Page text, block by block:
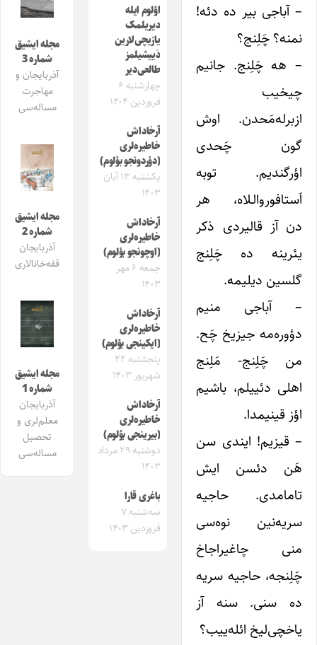
– آباجی بیر ده دئه!
نمنه؟ چَلِنج؟
– هه چَلِنج. جانیم
چیخیب
ازبرله‌مَحدن. اوش
گون چَحدی
اؤرگندیم. توبه
اَستافوروالـلاه، هر
دن آز قالیردی ذکر
یئرینه ده چَلِنج
گلسین دیلیمه.
– آباجی منیم
دؤوره‌مه جیزیخ چَح.
من چَلِنج- مَلِنج
اهلی دئییلم، باشیم
اؤز قینیمدا.
– قیزیم! ایندی سن
هَن دئسن ایش
تامامدی. حاجیه
سریه‌نین نوه‌سی
منی چاغیراجاخ
چَلِنجه، حاجیه سریه
ده سنی. سنه آز
یاخچی‌لیخ ائله‌ییب؟
اؤلوم ایله
دیریلمک
یازیچی‌لارین
دَییشیلمز
طالعی‌دیر
چهارشنبه ۶
فروردین ۱۴۰۴
آرخاداش
خاطیره‌لری
(دؤردونجو بؤلوم)
یکشنبه ۱۳ آبان
۱۴۰۳
آرخاداش
خاطیره‌لری
(اوچونجو بؤلوم)
جمعه ۶ مهر
۱۴۰۳
آرخاداش
خاطیره‌لری
(ایکینجی بؤلوم)
پنجشنبه ۲۲
شهریور ۱۴۰۳
آرخاداش
خاطیره‌لری
(بیرینجی بؤلوم)
دوشنبه ۲۹ مرداد
۱۴۰۳
باغری قارا
سه‌شنبه ۷
فروردین ۱۴۰۳
مجله ایشیق
شماره 3
آذربایجان و
مهاجرت
مساله‌سی
مجله ایشیق
شماره 2
آذربایجان
قفه‌خانالاری
مجله ایشیق
شماره 1
آذربایجان
معلم‌لری و
تحصیل
مساله‌سی